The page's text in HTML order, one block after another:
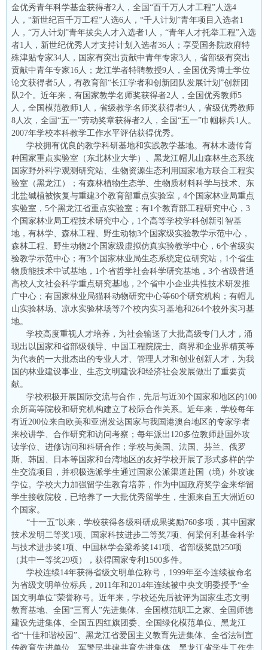
金优秀青年科学基金获得者2人，全国“百千万人才工程”人选4
人，“新世纪百千万工程”人选6人，“千人计划”青年项目入选者1
人，“万人计划”青年拔尖人才入选者1人，“青年人才托举工程”入选
者1人，新世纪优秀人才支持计划入选者36人；享受国务院政府特
殊津贴专家34人，国家有突出贡献中青年专家3人，省部级有突出
贡献中青年专家16人；龙江学者特聘教授9人，全国优秀博士学位
论文获得者5人，有教育部“长江学者和创新团队发展计划”创新团
队2个。近年来，有国家教学名师奖获得者2人，全国优秀教师5
人，全国模范教师1人，省级教学名师奖获得者9人，省级优秀教师
8人次，全国“五一”劳动奖章获得者2人，全国“五一”巾帼标兵1人。
2007年学校本科教学工作水平评估获得优秀。
学校拥有优良的教学科研基地和实践教学基地。有林木遗传育
种国家重点实验室（东北林业大学）、黑龙江帽儿山森林生态系统
国家野外科学观测研究站、生物资源生态利用国家地方联合工程实
验室（黑龙江）；有森林植物生态学、生物质材料科学与技术、东
北盐碱植被恢复与重建3个教育部重点实验室，4个国家林业局重点
实验室，5个黑龙江省重点实验室；有1个教育部工程研究中心，3
个国家林业局工程技术研究中心，1个高等学校学科创新引智基
地，有林学、森林工程、野生动物3个国家级实验教学示范中心，
森林工程、野生动物2个国家级虚拟仿真实验教学中心，6个省级实
验教学示范中心；有3个国家林业局生态系统定位研究站，1个省生
物质能技术中试基地，1个省哲学社会科学研究基地，3个省级普通
高校人文社会科学重点研究基地，2个省中小企业共性技术研发推
广中心；有国家林业局猫科动物研究中心等60个研究机构；有帽儿
山实验林场、凉水实验林场等7个校内实习基地和264个校外实习基
地。
学校高度重视人才培养，为社会输送了大批高级专门人才，涌
现出以国家和省部级领导、中国工程院院士、商界和企业界精英等
为代表的一大批杰出的专业人才、管理人才和创业创新人才，为我
国的林业建设事业、生态文明建设和经济社会发展做出了重要贡
献。
学校积极开展国际交流与合作，先后与近30个国家和地区的100
余所高等院校和研究机构建立了校际合作关系。近年来，学校每年
有近200位来自欧美和亚洲发达国家与我国港澳台地区的专家学者
来校讲学、合作研究和访问考察；每年派出120多位教师赴国外攻
读学位、进修访问和科研合作；学校与美国、法国、芬兰、俄罗
斯、韩国、日本等国家和台湾地区的友好学校开展了形式多样的学
生交流项目，并积极选派学生通过国家公派渠道赴国（境）外攻读
学位。学校大力加强留学生教育培养，作为中国政府奖学金来华留
学生接收院校，已培养了一大批优秀留学生，生源来自五大洲近60
个国家。
“十一五”以来，学校获得各级科研成果奖励760多项，其中国家
技术发明二等奖1项、国家科技进步二等奖7项、何梁何利基金科学
与技术进步奖1项、中国林学会梁希奖141项、省部级奖励250项
（其中一等奖29项），获得国家专利1500多件。
学校连续14年获得省级文明单位称号，1999年至今连续被命名
为省级文明单位标兵，2011年和2014年连续被中央文明委授予“全
国文明单位”荣誉称号。近年来，学校还先后被评为国家生态文明
教育基地、全国“三育人”先进集体、全国模范职工之家、全国师德
建设先进集体、全国五四红旗团委、全国绿化模范单位、黑龙江
省“十佳和谐校园”、黑龙江省爱国主义教育先进集体、全省法制宣
传教育先进单位、军警民共建共育先进集体、黑龙江省学生工作先